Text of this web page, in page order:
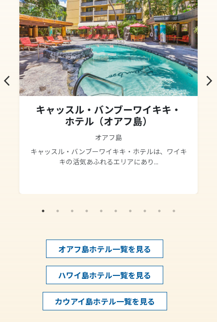
arrow_back_ios
キャッスル・バンブーワイキキ・
ホテル（オアフ島）
オアフ島
キャッスル・バンブーワイキキ・ホテルは、ワイキ
キの活気あふれるエリアにあり...
arrow_forward_ios
オアフ島ホテル一覧を見る
ハワイ島ホテル一覧を見る
カウアイ島ホテル一覧を見る